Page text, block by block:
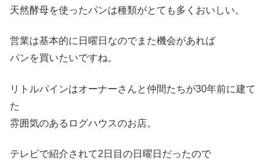
天然酵母を使ったパンは種類がとても多くおいしい。
営業は基本的に日曜日なのでまた機会があれば
パンを買いたいですね。
リトルパインはオーナーさんと仲間たちが30年前に建て
た
雰囲気のあるログハウスのお店。
テレビで紹介されて2日目の日曜日だったので